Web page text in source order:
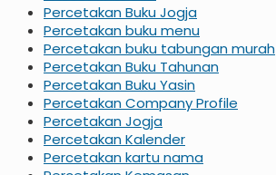
Percetakan Buku Jogja
Percetakan buku menu
Percetakan buku tabungan murah
Percetakan Buku Tahunan
Percetakan Buku Yasin
Percetakan Company Profile
Percetakan Jogja
Percetakan Kalender
Percetakan kartu nama